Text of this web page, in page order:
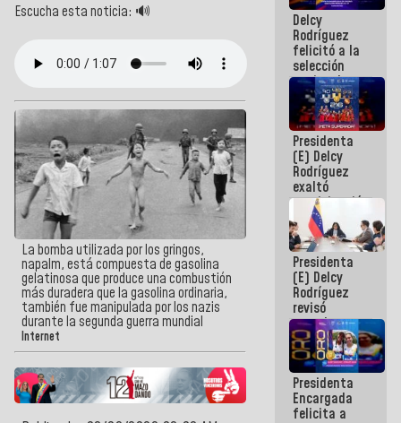
Escucha esta noticia: 🔊
La bomba utilizada por los gringos,
napalm, está compuesta de gasolina
gelatinosa que produce una combustión
más duradera que la gasolina ordinaria,
también fue manipulada por los nazis
durante la segunda guerra mundial
Internet
Delcy
Rodríguez
felicitó a la
selección
nacional
masculina
de voleibol
campeona
de la Copa
Panamericana
Sub-17
Presidenta
(E) Delcy
Rodríguez
exaltó
participación
de
Venezuela
en Juegos
Centroamericanos
y del Caribe
2026
Presidenta
(E) Delcy
Rodríguez
revisó
agenda
económica y
ejecución de
fondos de
emergencia
post-sismos
Presidenta
Encargada
felicita a